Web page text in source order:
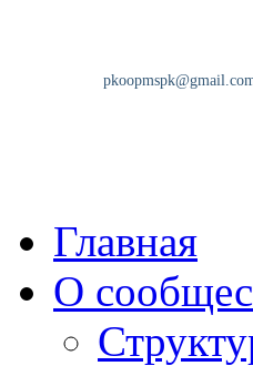
Главная
О